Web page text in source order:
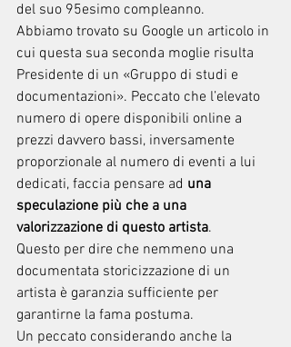
del suo 95esimo compleanno.
Abbiamo trovato su Google un articolo in
cui questa sua seconda moglie risulta
Presidente di un «Gruppo di studi e
documentazioni». Peccato che l’elevato
numero di opere disponibili online a
prezzi davvero bassi, inversamente
proporzionale al numero di eventi a lui
dedicati, faccia pensare ad una
speculazione più che a una
valorizzazione di questo artista.
Questo per dire che nemmeno una
documentata storicizzazione di un
artista è garanzia sufficiente per
garantirne la fama postuma.
Un peccato considerando anche la